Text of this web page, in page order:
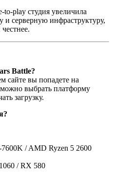
to-play студия увеличила
и серверную инфраструктуру,
Battle?
сайте вы попадете на
выбрать платформу
загрузку.
/ AMD Ryzen 5 2600
/ RX 580